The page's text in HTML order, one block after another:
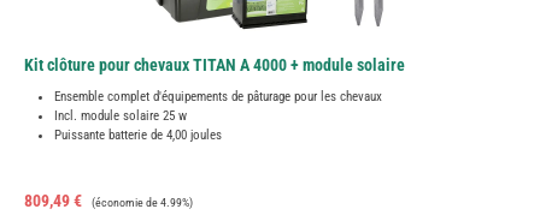
Kit clôture pour chevaux TITAN A 4000 + module solaire
Ensemble complet d'équipements de pâturage pour les chevaux
Incl. module solaire 25 w
Puissante batterie de 4,00 joules
Prix de vente :
809,49 € Prix régulier :
(économie de 4.99%)